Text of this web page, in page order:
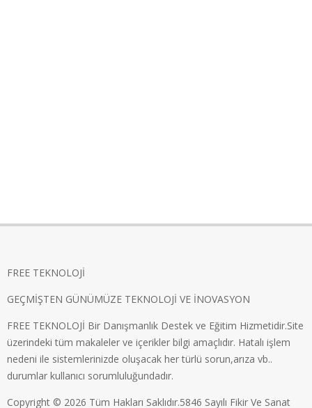
FREE TEKNOLOJİ
GEÇMİŞTEN GÜNÜMÜZE TEKNOLOJİ VE İNOVASYON
FREE TEKNOLOJİ Bir Danışmanlık Destek ve Eğitim Hizmetidir.Site
üzerindeki tüm makaleler ve içerikler bilgi amaçlıdır. Hatalı işlem
nedeni ile sistemlerinizde oluşacak her türlü sorun,arıza vb..
durumlar kullanıcı sorumluluğundadır.
Copyright © 2026 Tüm Hakları Saklıdır.5846 Sayılı Fikir Ve Sanat